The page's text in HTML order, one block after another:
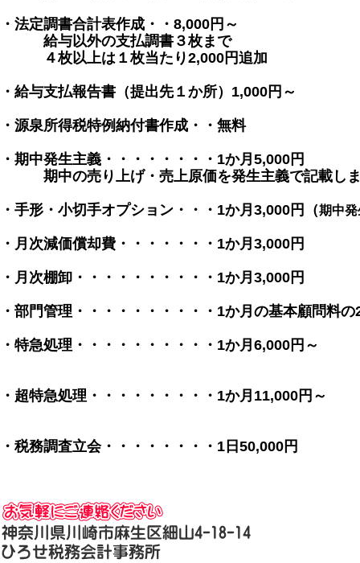
・法定調書合計表作成・・8,000円～
給与以外の支払調書３枚まで
４枚以上は１枚当たり2,000円追加
・給与支払報告書（提出先１か所）1,000円～
・源泉所得税特例納付書作成・・無料
・期中発生主義・・・・・・・・1か月5,000円
期中の売り上げ・売上原価を発生主義で記載し
・手形・小切手オプション・・・1か月3,000円（期中
・月次減価償却費・・・・・・・1か月3,000円
・月次棚卸・・・・・・・・・・1か月3,000円
・部門管理・・・・・・・・・・1か月の基本顧問
・特急処理・・・・・・・・・・1か月6,000
・超特急処理・・・・・・・・・1か月11,000
・税務調査立会・・・・・・・・1日50,000円